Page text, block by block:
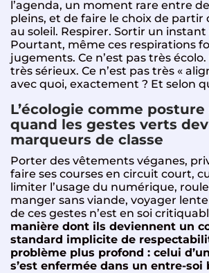
l’agenda, un moment rare entre
pleins, et de faire le choix de partir
au soleil. Respirer. Sortir un
Pourtant, même ces respirations
jugements. Ce n’est pas très écolo.
très sérieux. Ce n’est pas très «
avec quoi, exactement ? Et selon
L’écologie comme posture
quand les gestes verts
marqueurs de classe
Porter des vêtements véganes,
faire ses courses en circuit court,
limiter l’usage du numérique,
manger sans viande, voyager
de ces gestes n’est en soi
manière dont ils deviennent un
standard implicite de
problème plus profond : celui
s’est enfermée dans un entre-soi